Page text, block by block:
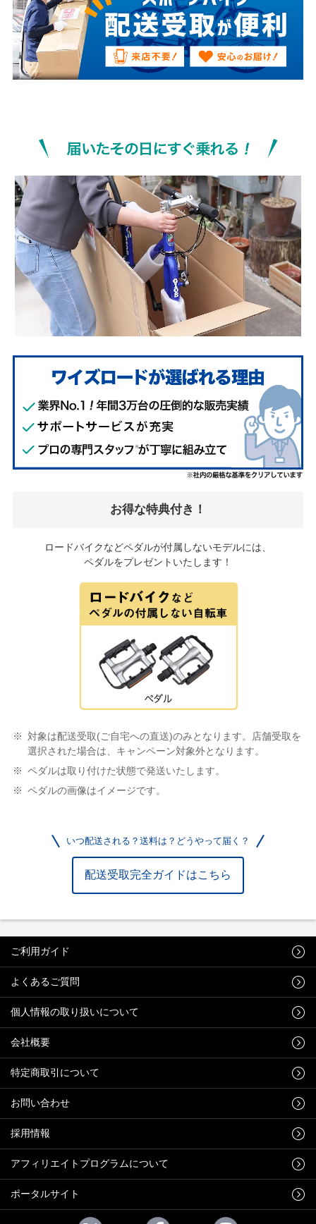
お得な特典付き！
ロードバイクなどペダルが付属しないモデルには、
ペダルをプレゼントいたします！
対象は配送受取(ご自宅への直送)のみとなります。店舗受取を
選択された場合は、キャンペーン対象外となります。
ペダルは取り付けた状態で発送いたします。
ペダルの画像はイメージです。
いつ配送される？送料は？どうやって届く？
配送受取完全ガイドはこちら
ご利用ガイド
よくあるご質問
個人情報の取り扱いについて
会社概要
特定商取引について
お問い合わせ
採用情報
アフィリエイトプログラムについて
ポータルサイト